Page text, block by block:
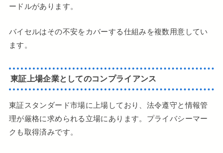
ードルがあります。
バイセルはその不安をカバーする仕組みを複数用意してい
ます。
東証上場企業としてのコンプライアンス
東証スタンダード市場に上場しており、法令遵守と情報管
理が厳格に求められる立場にあります。プライバシーマー
クも取得済みです。